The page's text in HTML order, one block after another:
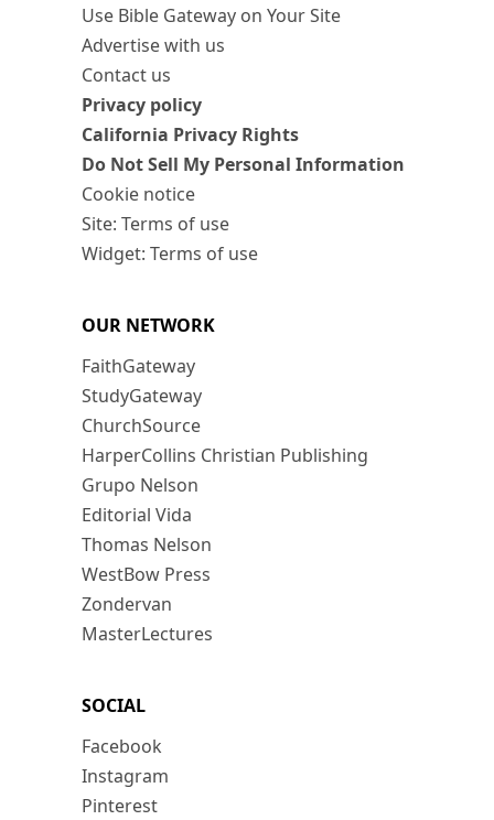
Use Bible Gateway on Your Site
Advertise with us
Contact us
Privacy policy
California Privacy Rights
Do Not Sell My Personal Information
Cookie notice
Site: Terms of use
Widget: Terms of use
OUR NETWORK
FaithGateway
StudyGateway
ChurchSource
HarperCollins Christian Publishing
Grupo Nelson
Editorial Vida
Thomas Nelson
WestBow Press
Zondervan
MasterLectures
SOCIAL
Facebook
Instagram
Pinterest